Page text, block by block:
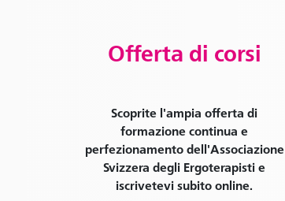
Offerta di corsi
Scoprite l'ampia offerta di
formazione continua e
perfezionamento dell'Associazione
Svizzera degli Ergoterapisti e
iscrivetevi subito online.